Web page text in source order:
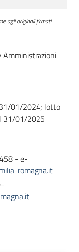
agli originali firmati
Amministrazioni
01/2024; lotto
31/01/2025
- e-
romagna.it